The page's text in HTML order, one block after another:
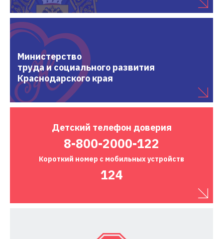
Министерство
труда и социального развития
Краснодарского края
Детский телефон доверия
8-800-2000-122
Короткий номер с мобильных устройств
124